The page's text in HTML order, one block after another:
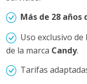
Más de 28 años
Uso exclusivo de
de la marca Candy.
Tarifas